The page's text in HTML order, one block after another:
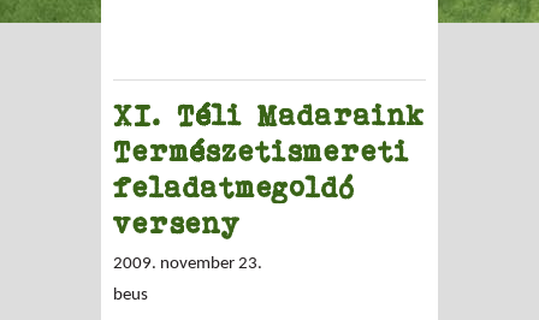
XI. Téli Madaraink
Természetismereti
feladatmegoldó
verseny
2009. november 23.
beus